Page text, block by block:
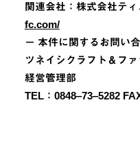
関連会社：株式会社ティ
fc.com/
－ 本件に関するお問い
ツネイシクラフト＆フ
経営管理部
TEL：0848‒73‒5282